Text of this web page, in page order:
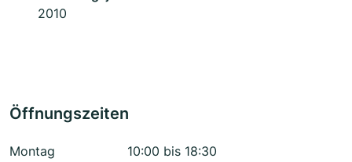
2010
Öffnungszeiten
Montag
10:00 bis 18:30